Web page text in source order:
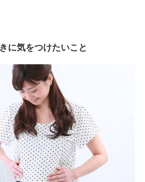
に気をつけたいこと